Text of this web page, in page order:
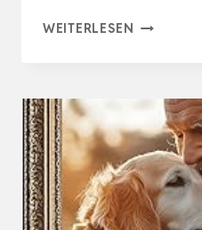
WEITERLESEN VICTOR
„RUBENS“
IN
21×30
CM
(A4)